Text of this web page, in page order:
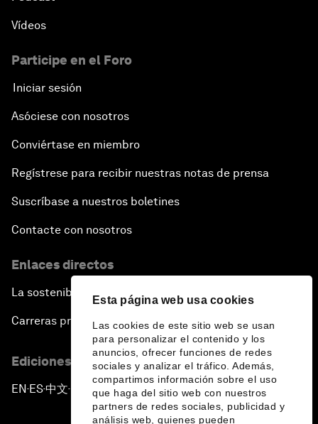
Esta página web usa cookies
Las cookies de este sitio web se usan
para personalizar el contenido y los
anuncios, ofrecer funciones de redes
sociales y analizar el tráfico. Además,
compartimos información sobre el uso
que haga del sitio web con nuestros
partners de redes sociales, publicidad y
análisis web, quienes pueden
Vídeos
Participe en el Foro
Iniciar sesión
Asóciese con nosotros
Conviértase en miembro
Regístrese para recibir nuestras notas de prensa
Suscríbase a nuestros boletines
Contacte con nosotros
Enlaces directos
La sostenibilidad en el Foro
Carreras profesionales
Ediciones en otros idiomas
EN ▪ES▪中文▪ 日本語